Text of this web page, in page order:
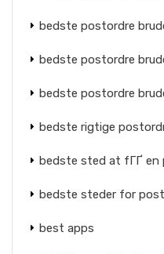
bedste postordre
bedste postordre
bedste postordre
bedste rigtige
bedste sted at fГҐ en
bedste steder for
best apps